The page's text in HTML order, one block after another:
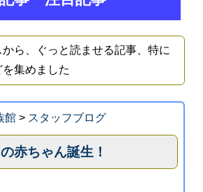
ら、ぐっと読ませる記事、特に
集めました
館> スタッフブログ
赤ちゃん誕生！